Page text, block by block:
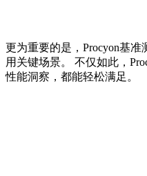
更为重要的是， Procyon基
用关键场景。
不仅如此，
性能洞察，都能轻松满足。